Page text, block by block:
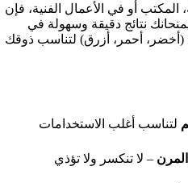
أو في الأعمال الفنية، فإن
نتائج دقيقة وسهولة في
(أخضر، أحمر، أزرق) لتناسب ذوقك
لتناسب أغلب الاستخدامات
– لا تنكسر ولا تؤذي